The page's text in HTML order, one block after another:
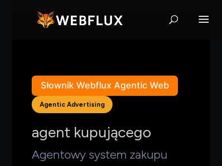
Słownik Webflux Agentic Web
Agentic Advertising
agent kupującego
Agentowy system zakupu